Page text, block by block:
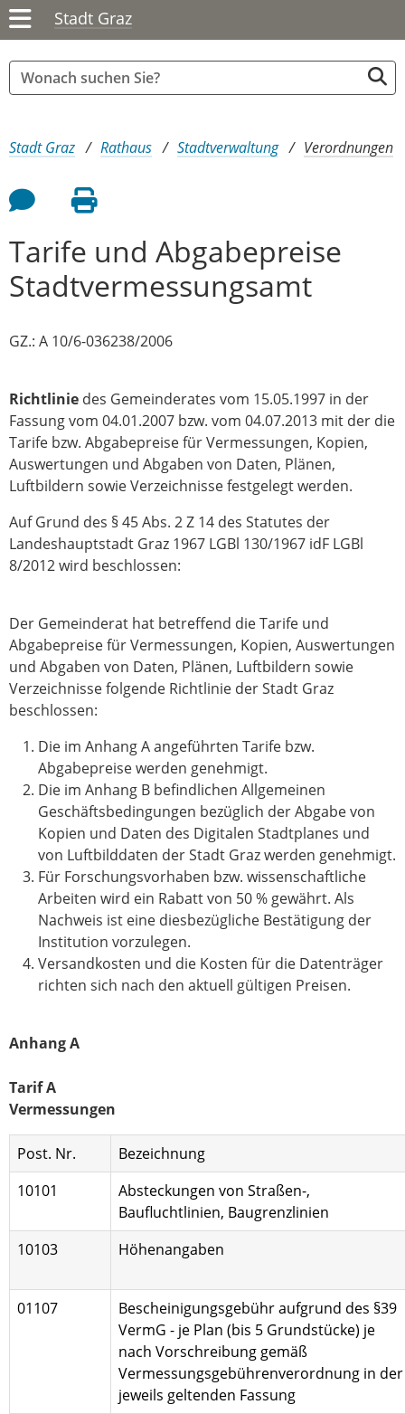
Stadt Graz
Sie sind hier:
Stadt Graz Rathaus Stadtverwaltung Verordnungen
Feedback an Autor
Seite drucken
Tarife und Abgabepreise
Stadtvermessungsamt
GZ.: A 10/6-036238/2006
Richtlinie des Gemeinderates vom 15.05.1997 in der
Fassung vom 04.01.2007 bzw. vom 04.07.2013 mit der die
Tarife bzw. Abgabepreise für Vermessungen, Kopien,
Auswertungen und Abgaben von Daten, Plänen,
Luftbildern sowie Verzeichnisse festgelegt werden.
Auf Grund des § 45 Abs. 2 Z 14 des Statutes der
Landeshauptstadt Graz 1967 LGBl 130/1967 idF LGBl
8/2012 wird beschlossen:
Der Gemeinderat hat betreffend die Tarife und
Abgabepreise für Vermessungen, Kopien, Auswertungen
und Abgaben von Daten, Plänen, Luftbildern sowie
Verzeichnisse folgende Richtlinie der Stadt Graz
beschlossen:
Die im Anhang A angeführten Tarife bzw.
Abgabepreise werden genehmigt.
Die im Anhang B befindlichen Allgemeinen
Geschäftsbedingungen bezüglich der Abgabe von
Kopien und Daten des Digitalen Stadtplanes und
von Luftbilddaten der Stadt Graz werden genehmigt.
Für Forschungsvorhaben bzw. wissenschaftliche
Arbeiten wird ein Rabatt von 50 % gewährt. Als
Nachweis ist eine diesbezügliche Bestätigung der
Institution vorzulegen.
Versandkosten und die Kosten für die Datenträger
richten sich nach den aktuell gültigen Preisen.
Anhang A
Tarif A
Vermessungen
Post. Nr.
Bezeichnung
10101
Absteckungen von Straßen-,
Baufluchtlinien, Baugrenzlinien
10103
Höhenangaben
01107
Bescheinigungsgebühr aufgrund des §39
VermG - je Plan (bis 5 Grundstücke) je
nach Vorschreibung gemäß
Vermessungsgebührenverordnung in der
jeweils geltenden Fassung